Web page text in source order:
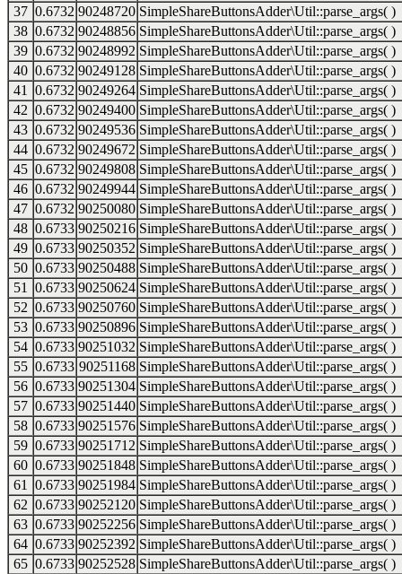
37 0.6732 90248720 SimpleShareButtonsAdder\Util::parse_args( )
38 0.6732 90248856 SimpleShareButtonsAdder\Util::parse_args( )
39 0.6732 90248992 SimpleShareButtonsAdder\Util::parse_args( )
40 0.6732 90249128 SimpleShareButtonsAdder\Util::parse_args( )
41
0.6732 90249264 SimpleShareButtonsAdder\Util::parse_args( )
42 0.6732 90249400 SimpleShareButtonsAdder\Util::parse_args( )
43 0.6732 90249536 SimpleShareButtonsAdder\Util::parse_args( )
44 0.6732 90249672 SimpleShareButtonsAdder\Util::parse_args( )
45 0.6732 90249808 SimpleShareButtonsAdder\Util::parse_args( )
46 0.6732 90249944 SimpleShareButtonsAdder\Util::parse_args( )
47 0.6732 90250080 SimpleShareButtonsAdder\Util::parse_args( )
48 0.6733 90250216 SimpleShareButtonsAdder\Util::parse_args( )
49 0.6733 90250352 SimpleShareButtonsAdder\Util::parse_args( )
50 0.6733 90250488 SimpleShareButtonsAdder\Util::parse_args( )
51
0.6733 90250624 SimpleShareButtonsAdder\Util::parse_args( )
52 0.6733 90250760 SimpleShareButtonsAdder\Util::parse_args( )
53 0.6733 90250896 SimpleShareButtonsAdder\Util::parse_args( )
54 0.6733 90251032 SimpleShareButtonsAdder\Util::parse_args( )
55 0.6733 90251168 SimpleShareButtonsAdder\Util::parse_args( )
56 0.6733 90251304 SimpleShareButtonsAdder\Util::parse_args( )
57 0.6733 90251440 SimpleShareButtonsAdder\Util::parse_args( )
58 0.6733 90251576 SimpleShareButtonsAdder\Util::parse_args( )
59 0.6733 90251712 SimpleShareButtonsAdder\Util::parse_args( )
60 0.6733 90251848 SimpleShareButtonsAdder\Util::parse_args( )
61
0.6733 90251984 SimpleShareButtonsAdder\Util::parse_args( )
62 0.6733 90252120 SimpleShareButtonsAdder\Util::parse_args( )
63 0.6733 90252256 SimpleShareButtonsAdder\Util::parse_args( )
64 0.6733 90252392 SimpleShareButtonsAdder\Util::parse_args( )
65 0.6733 90252528 SimpleShareButtonsAdder\Util::parse_args( )